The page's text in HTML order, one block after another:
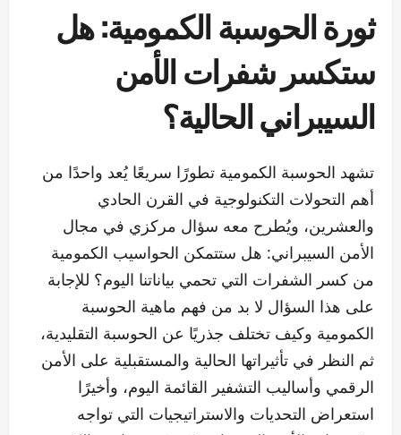
ثورة الحوسبة الكمومية: هل
ستكسر شفرات الأمن
السيبراني الحالية؟
تشهد الحوسبة الكمومية تطورًا سريعًا يُعد واحدًا من
أهم التحولات التكنولوجية في القرن الحادي
والعشرين، ويُطرح معه سؤال مركزي في مجال
الأمن السيبراني: هل ستتمكن الحواسيب الكمومية
من كسر الشفرات التي تحمي بياناتنا اليوم؟ للإجابة
على هذا السؤال لا بد من فهم ماهية الحوسبة
الكمومية وكيف تختلف جذريًا عن الحوسبة التقليدية،
ثم النظر في تأثيراتها الحالية والمستقبلية على الأمن
الرقمي وأساليب التشفير القائمة اليوم، وأخيرًا
استعراض التحديات والاستراتيجيات التي تواجه